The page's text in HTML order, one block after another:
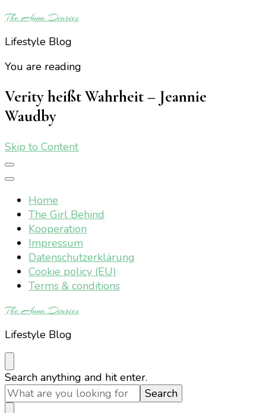
The Anna Diaries
Lifestyle Blog
You are reading
Verity heißt Wahrheit – Jeannie
Waudby
Skip to Content
Home
The Girl Behind
Kooperation
Impressum
Datenschutzerklärung
Cookie policy (EU)
Terms & conditions
The Anna Diaries
Lifestyle Blog
Looking
for
Something?
Search anything and hit enter.